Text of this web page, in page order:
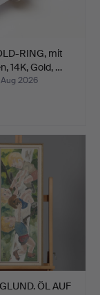
RING, mit
14K, Gold, …
2026
ÖL AUF